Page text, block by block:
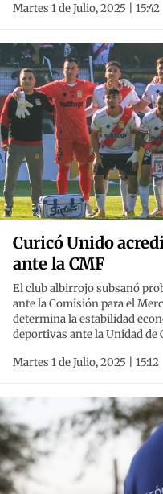
Martes 1 de Julio, 2025 | 15:42
Curicó Unido
ante la CMF
El club albirrojo subsanó
ante la Comisión para el
determina la estabilidad
deportivas ante la Unidad de
Martes 1 de Julio, 2025 | 15:12